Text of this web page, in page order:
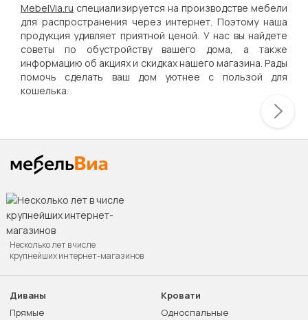
MebelVia.ru специализируется на производстве мебели
для распространения через интернет. Поэтому наша
продукция удивляет приятной ценой. У нас вы найдете
советы по обустройству вашего дома, а также
информацию об акциях и скидках нашего магазина. Рады
помочь сделать ваш дом уютнее с пользой для
кошелька.
Несколько лет в числе
крупнейших интернет-магазинов
Диваны
Прямые
Кровати
Односпальные